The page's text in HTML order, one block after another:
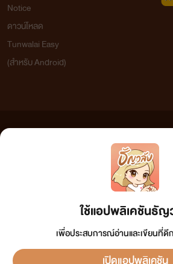
ใช้แอปพลิเคชันธั
เพื่อประสบการณ์อ่านและเขียนที่
Notice
ดาวน์โหลด
Tunwalai Easy
(สำหรับ Android)
เว็บไซต์แห่งนี้ไม่ได้เห็นด้วยและไม่ขอรับผิดชอบต่อข้อความใดๆ ทั้ง
วิจารณญาณในการกลั่นกรองด้วยตนเอง และหากท่านพบข้อความใ
กรุณาแจ้งมาที่ tunwalai@ookbee.com เพื่อทีมงานจะได้ดำเนินกา
ลิขสิทธิ์ตามพระราชบัญญัติลิขสิทธิ์ (ฉบับเพิ่มเติม) พ.ศ.2558